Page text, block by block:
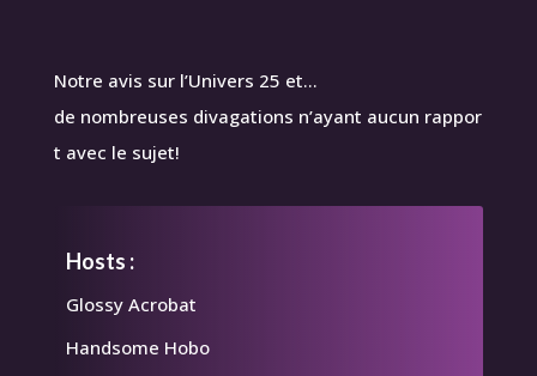
Notre avis sur l’Univers 25 et…
de nombreuses divagations n’ayant aucun rappor
t avec le sujet!
Hosts :
Glossy Acrobat
Handsome Hobo